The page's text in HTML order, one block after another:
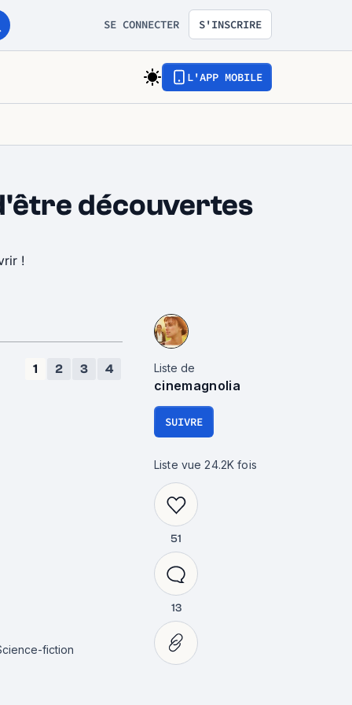
SE CONNECTER S'INSCRIRE
L'APP MOBILE
découvertes
!
1 2 3 4
fiction
Liste de
cinemagnolia
SUIVRE
Liste vue24.2K fois
51
13